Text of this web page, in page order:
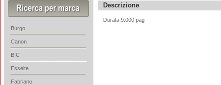
Descrizione
Durata:9.000 pag
Burgo
Canon
BIC
Esselte
Fabriano